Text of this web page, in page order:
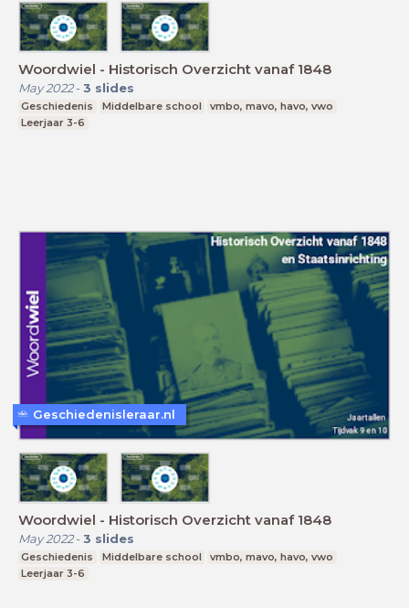
Woordwiel - Historisch Overzicht vanaf 1848
May 2022- 3 slides
Geschiedenis Middelbare school
vmbo, mavo, havo, vwo
Leerjaar 3-6
Woordwiel - Historisch Overzicht vanaf 1848
May 2022- 3 slides
Geschiedenis Middelbare school
vmbo, mavo, havo, vwo
Leerjaar 3-6
Geschiedenisleraar.nl